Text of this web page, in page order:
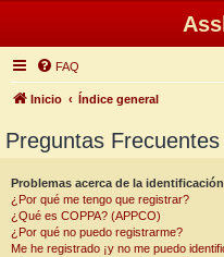
FAQ
Inicio Índice general
Preguntas Frecuentes
Problemas acerca de la
¿Por qué me tengo que registrar?
¿Qué es COPPA? (APPCO)
¿Por qué no puedo registrarme?
Me he registrado ¡y no me puedo